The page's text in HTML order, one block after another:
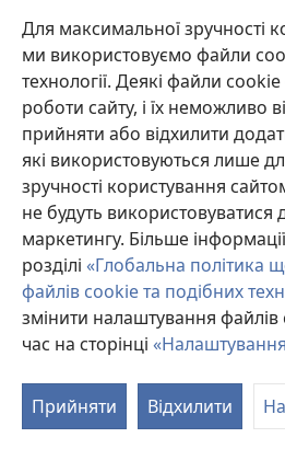
Для максимальної зручності
ми використовуємо файли
технології. Деякі файли
роботи сайту, і їх неможливо
прийняти або відхилити
які використовуються лише
зручності користування
не будуть
маркетингу. Більше
розділі «Глобальна політика
файлів cookie та подібних
змінити налаштування
час на сторінці
Прийняти Відхилити